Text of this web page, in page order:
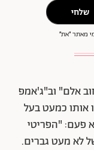
שלחי
מאתר ״את״
אלם" וב"ג'אמפ
אותו כמעט בעל
פעם: "הפריטי
לא מעט גברים.